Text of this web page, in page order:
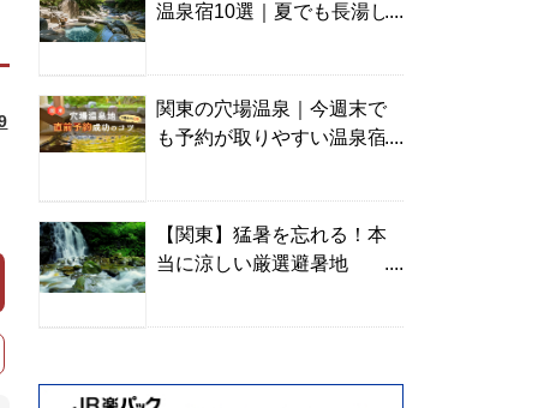
温泉宿10選｜夏でも長湯し
関東の穴場温泉｜今週末で
も予約が取りやすい温泉宿
【関東】猛暑を忘れる！本
当に涼しい厳選避暑地